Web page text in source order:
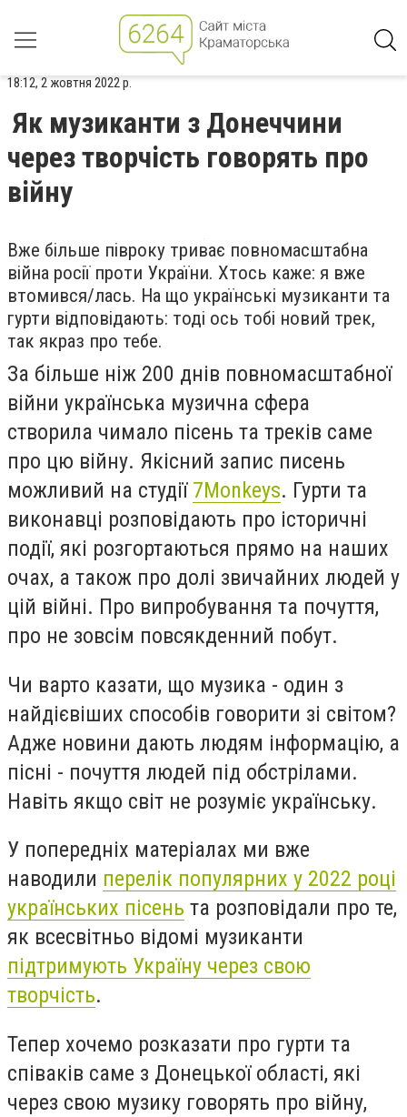
18:12, 2 жовтня 2022 р.
Як музиканти з Донеччини
через творчість говорять про
війну
Вже більше півроку триває повномасштабна
війна росії проти України. Хтось каже: я вже
втомився/лась. На що українські музиканти та
гурти відповідають: тоді ось тобі новий трек,
так якраз про тебе.
За більше ніж 200 днів повномасштабної
війни українська музична сфера
створила чимало пісень та треків саме
про цю війну. Якісний запис писень
можливий на студії 7Monkeys. Гурти та
виконавці розповідають про історичні
події, які розгортаються прямо на наших
очах, а також про долі звичайних людей у
цій війні. Про випробування та почуття,
про не зовсім повсякденний побут.
Чи варто казати, що музика - один з
найдієвіших способів говорити зі світом?
Адже новини дають людям інформацію, а
пісні - почуття людей під обстрілами.
Навіть якщо світ не розуміє українську.
У попередніх матеріалах ми вже
наводили перелік популярних у 2022 році
українських пісень та розповідали про те,
як всесвітньо відомі музиканти
підтримують Україну через свою
творчість.
Тепер хочемо розказати про гурти та
співаків саме з Донецької області, які
через свою музику говорять про війну,